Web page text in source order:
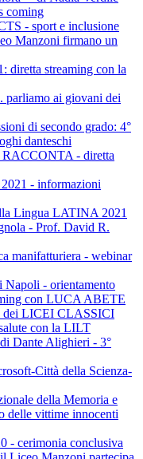
coming
- sport e inclusione
Manzoni firmano un
diretta streaming con la
ai giovani dei
di secondo grado: 4°
danteschi
- diretta
- informazioni
Lingua LATINA 2021
- Prof. David R.
manifatturiera - webinar
Napoli - orientamento
con LUCA ABETE
LICEI CLASSICI
con la LILT
Dante Alighieri - 3°
Città della Scienza-
della Memoria e
delle vittime innocenti
- cerimonia conclusiva